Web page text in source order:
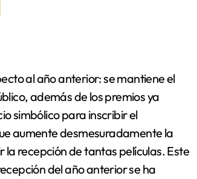
al año anterior: se mantiene el
además de los premios ya
simbólico para inscribir el
aumente desmesuradamente la
la recepción de tantas películas. Este
del año anterior se ha